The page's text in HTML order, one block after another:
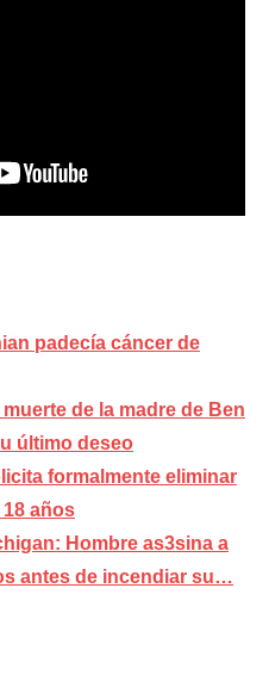
padecía cáncer de
de la madre de Ben
último deseo
formalmente eliminar
años
Hombre as3sina a
antes de incendiar su…